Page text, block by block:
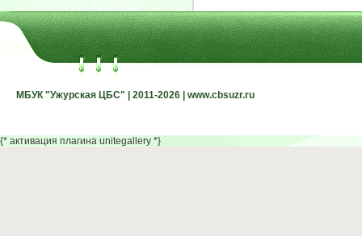
МБУК "Ужурская ЦБС" | 2011-2026 | www.cbsuzr.ru
МБУК "Ужурская ЦБС" | 2011-2026 | www.cbsuzr.ru
{* активация плагина unitegallery *}